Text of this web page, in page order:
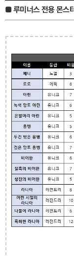
■ 루미너스 전용 몬스